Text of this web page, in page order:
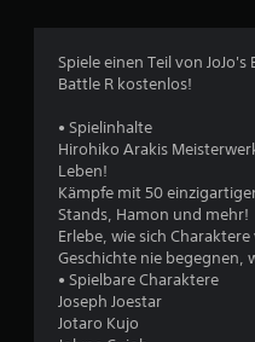
Spiele einen Teil von
Battle R kostenlos!
• Spielinhalte
Hirohiko Arakis
Leben!
Kämpfe mit 50
Stands, Hamon und mehr!
Erlebe, wie sich
Geschichte nie begegnen,
• Spielbare Charaktere
Joseph Joestar
Jotaro Kujo